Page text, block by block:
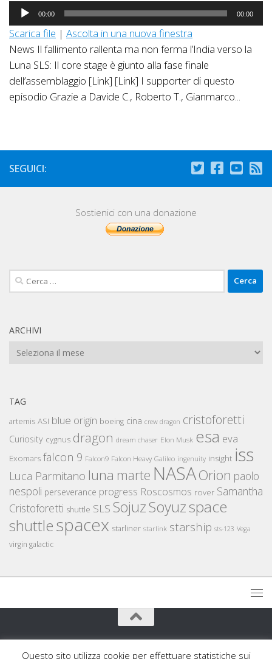
Audio
Player
00:00 00:00
Scarica file | Ascolta in una nuova finestra
News Il fallimento rallenta ma non ferma l’India verso la
Luna SLS: Il core stage è giunto alla fase finale
dell’assemblaggio [Link] [Link] I supporter di questo
episodio Grazie a Davide C., Roberto T., Gianmarco...
SEGUICI:
Sostienici con una donazione
Ricerca
per:
ARCHIVI
Archivi
TAG
artemis ASI blue origin boeing cina crew dragon cristoforetti
Curiosity cygnus dragon dream chaser Elon Musk esa eva
Exomars falcon 9 Falcon9 Falcon Heavy Galileo ingenuity insight iss
Luca Parmitano luna marte NASAOrion paolo
nespoli perseverance progress Roscosmos rover Samantha
Cristoforetti shuttle SLS SojuzSoyuzspace
shuttlespacex starliner starlink starship sts-123 Vega
virgin galactic
Questo sito utilizza cookie per effettuare statistiche sui